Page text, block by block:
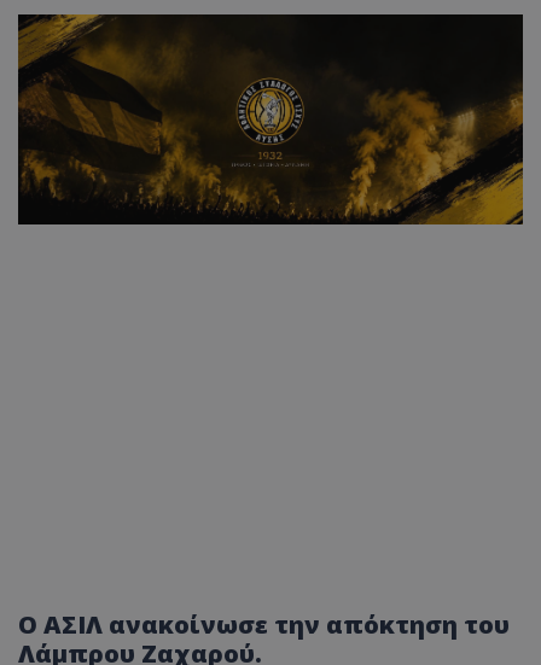
Ο ΑΣΙΛ ανακοίνωσε την απόκτηση του
Λάμπρου Ζαχαρού.